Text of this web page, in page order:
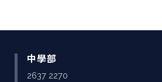
中學部
2637 2270